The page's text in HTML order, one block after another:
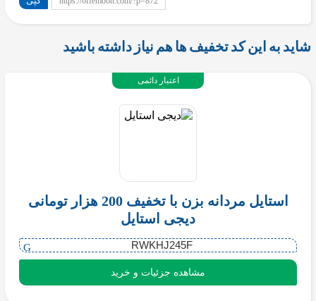
شاید به این کد تخفیف ها هم نیاز داشته باشید
استایل مردانه بزن با تخفیف 200 هزار تومانی
دیجی استایل
RWKHJ245F
مشاهده جزئیات و خرید
اعتبار دائمی